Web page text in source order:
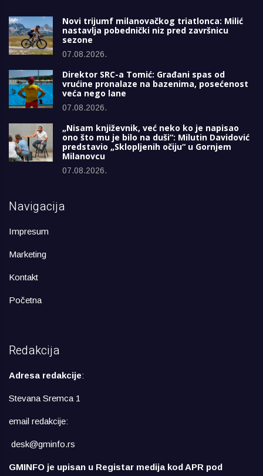
Novi trijumf milanovačkog triatlonca: Milić
nastavlja pobednički niz pred završnicu
sezone
07.08.2026.
Direktor SRC-a Tomić: Građani spas od
vrućine pronalaze na bazenima, posećenost
veća nego lane
07.08.2026.
„Nisam književnik, već neko ko je napisao
ono što mu je bilo na duši“: Milutin Davidović
predstavio „Sklopljenih očiju“ u Gornjem
Milanovcu
07.08.2026.
Navigacija
Impresum
Marketing
Kontakt
Početna
Redakcija
Adresa redakcije:
Stevana Sremca 1
email redakcije:
desk@gminfo.rs
GMINFO je upisan u Registar medija kod APR pod